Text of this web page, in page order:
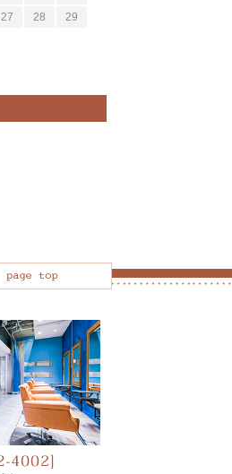
27 28
29